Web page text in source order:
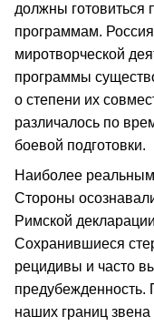
должны готовиться
программам.
миротворческой
программы
о степени их
различалось по
боевой подготовки.
Наиболее
Стороны
Римской
Сохранившиеся
рецидивы и часто
предубежденность.
наших границ